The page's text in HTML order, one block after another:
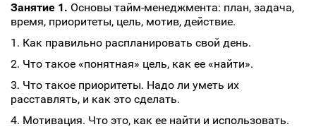
Занятие 1. Основы тайм-менеджмента: план, задача,
время, приоритеты, цель, мотив, действие.
1. Как правильно распланировать свой день.
2. Что такое «понятная» цель, как ее «найти».
3. Что такое приоритеты. Надо ли уметь их
расставлять, и как это сделать.
4. Мотивация. Что это, как ее найти и использовать.